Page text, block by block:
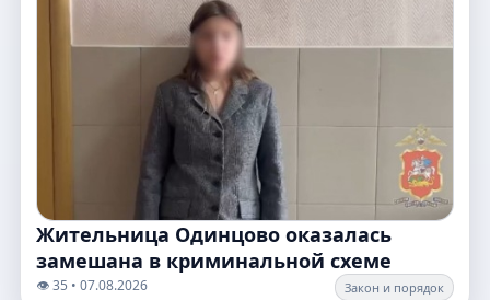
Жительница Одинцово оказалась
замешана в криминальной схеме
👁️ 35 • 07.08.2026 Закон и порядок